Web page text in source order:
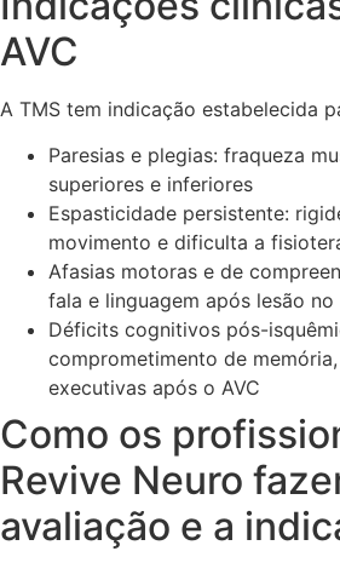
AVC
A TMS tem indicação estabelecida
Paresias e plegias: fraqueza
superiores e inferiores
Espasticidade persistente:
movimento e dificulta a
Afasias motoras e de
fala e linguagem após lesão
Déficits cognitivos pós-
comprometimento de
executivas após o AVC
Como os
Revive Neuro
avaliação e a